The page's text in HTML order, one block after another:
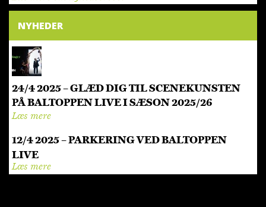
NYHEDER
24/4 2025 – GLÆD DIG TIL SCENEKUNSTEN
PÅ BALTOPPEN LIVE I SÆSON 2025/26
Læs mere
12/4 2025 – PARKERING VED BALTOPPEN
LIVE
Læs mere